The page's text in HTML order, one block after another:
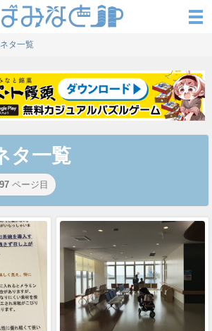
タ一覧
タ一覧
ページ目